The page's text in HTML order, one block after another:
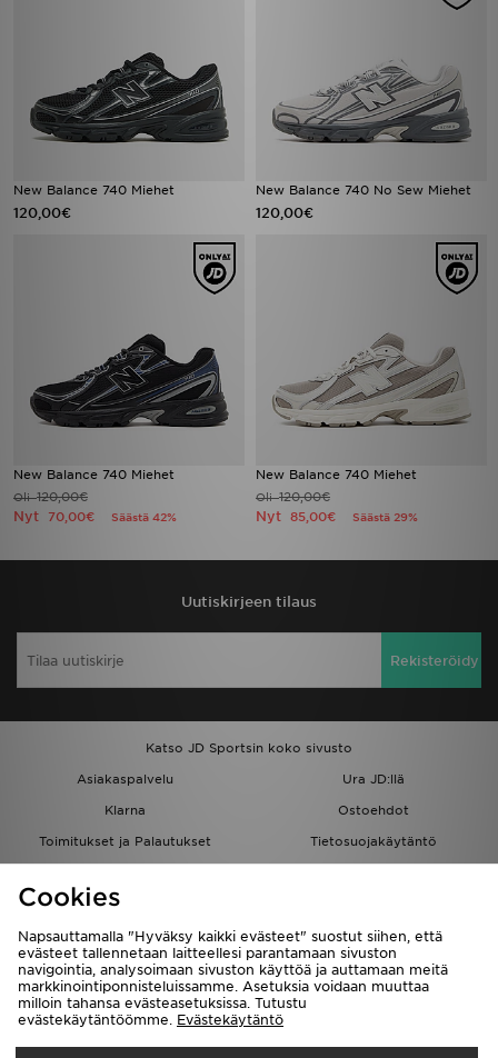
New Balance 740 Miehet
120,00€
New Balance 740 No Sew Miehet
120,00€
New Balance 740 Miehet
Oli120,00€
Nyt 70,00€ Säästä 42%
New Balance 740 Miehet
Oli120,00€
Nyt 85,00€ Säästä 29%
Uutiskirjeen tilaus
Rekisteröidy
Katso JD Sportsin koko sivusto
Asiakaspalvelu
Ura JD:llä
Klarna
Ostoehdot
Toimitukset ja Palautukset
Tietosuojakäytäntö
Löydä myymälä
Kumppanuusohjelma
JD Blog
Toimitetaan
Cookies
Napsauttamalla "Hyväksy kaikki evästeet" suostut siihen, että
evästeet tallennetaan laitteellesi parantamaan sivuston
navigointia, analysoimaan sivuston käyttöä ja auttamaan meitä
markkinointiponnisteluissamme. Asetuksia voidaan muuttaa
milloin tahansa evästeasetuksissa. Tutustu
evästekäytäntöömme. Evästekäytäntö